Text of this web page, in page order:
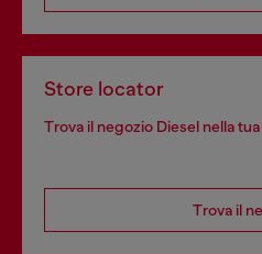
Store locator
Trova il negozio Diesel nella
Trova il